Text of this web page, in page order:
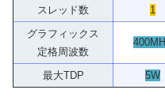
スレッド数
1
グラフィックス
定格周波数
最大TDP 5W